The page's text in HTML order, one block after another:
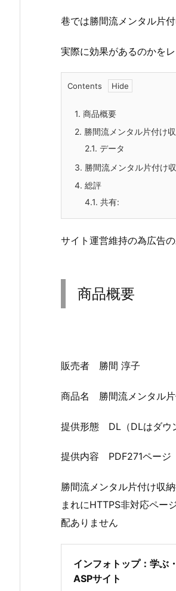
巷では勝間流メンタル片
実際に効果があるのかを
Contents
1. 商品概要
2. 勝間流メンタル片付け
2.1. データ
3. 勝間流メンタル片付け
4. 総評
4.1. 共有:
サイト運営維持の為広告
商品概要
販売者 勝間 淳子
商品名 勝間流メンタル
提供形態 DL（DLはダウ
提供内容 PDF271ページ
勝間流メンタル片付け収
まれにHTTPS非対応ペー
配ありません
インフォトップ：学ぶ
ASPサイト